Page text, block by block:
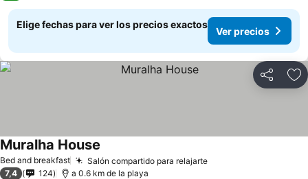
Elige fechas para ver los precios exactos
Ver precios
Compartir
Bed and breakfast Salón compartido para relajarteVer precios
Muralha House
7,4 124 a 0.6 km de la playa